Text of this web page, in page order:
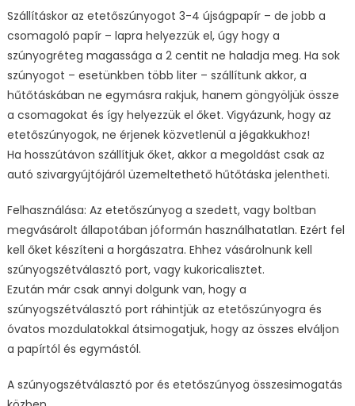
Szállításkor az etetőszúnyogot 3-4 újságpapír – de jobb a
csomagoló papír – lapra helyezzük el, úgy hogy a
szúnyogréteg magassága a 2 centit ne haladja meg. Ha sok
szúnyogot – esetünkben több liter – szállítunk akkor, a
hűtőtáskában ne egymásra rakjuk, hanem göngyöljük össze
a csomagokat és így helyezzük el őket. Vigyázunk, hogy az
etetőszúnyogok, ne érjenek közvetlenül a jégakkukhoz!
Ha hosszútávon szállítjuk őket, akkor a megoldást csak az
autó szivargyújtójáról üzemeltethető hűtőtáska jelentheti.
Felhasználása: Az etetőszúnyog a szedett, vagy boltban
megvásárolt állapotában jóformán használhatatlan. Ezért fel
kell őket készíteni a horgászatra. Ehhez vásárolnunk kell
szúnyogszétválasztó port, vagy kukoricalisztet.
Ezután már csak annyi dolgunk van, hogy a
szúnyogszétválasztó port ráhintjük az etetőszúnyogra és
óvatos mozdulatokkal átsimogatjuk, hogy az összes elváljon
a papírtól és egymástól.
A szúnyogszétválasztó por és etetőszúnyog összesimogatás